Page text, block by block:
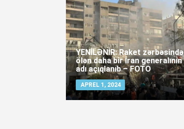
YENİLƏNİR: Raket zərbəsində
ölən daha bir İran generalının
adı açıqlanıb – FOTO
APREL 1, 2024